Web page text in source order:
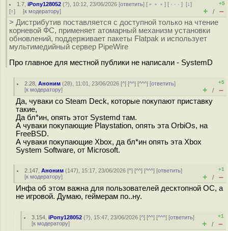
1.7 ,iPony128052 (?), 10:12, 23/06/2026 [ответить] [ ﹢﹢﹢] [ · · ·][↓]
[↑] [к модератору]
+5
+ / –
> Дистрибутив поставляется с доступной только на чтение
корневой ФС, применяет атомарный механизм установки
обновлений, поддерживает пакеты Flatpak и использует
мультимедийный сервер PipeWire
Про главное для местной публики не написали - SystemD
2.28 ,Аноним (28), 11:01, 23/06/2026 [^] [^^] [^^^] [ответить]
[к модератору]
+5
+ / –
Да, чуваки со Steam Deck, которые покупают приставку
такие,
Да бл*ин, опять этот Systemd там.
А чуваки покупающие Playstation, опять эта OrbiOs, на
FreeBSD.
А чуваки покупающие Xbox, да бл*ин опять эта Xbox
System Software, от Microsoft.
2.147 ,Аноним (147), 15:17, 23/06/2026 [^] [^^] [^^^] [ответить]
[к модератору]
+1
+ / –
Инфа об этом важна для пользователей десктопной ОС, а
не игровой. Думаю, геймерам по..ну.
3.154 ,iPony128052 (?), 15:47, 23/06/2026 [^] [^^] [^^^] [ответить]
[к модератору]
+1
+ / –